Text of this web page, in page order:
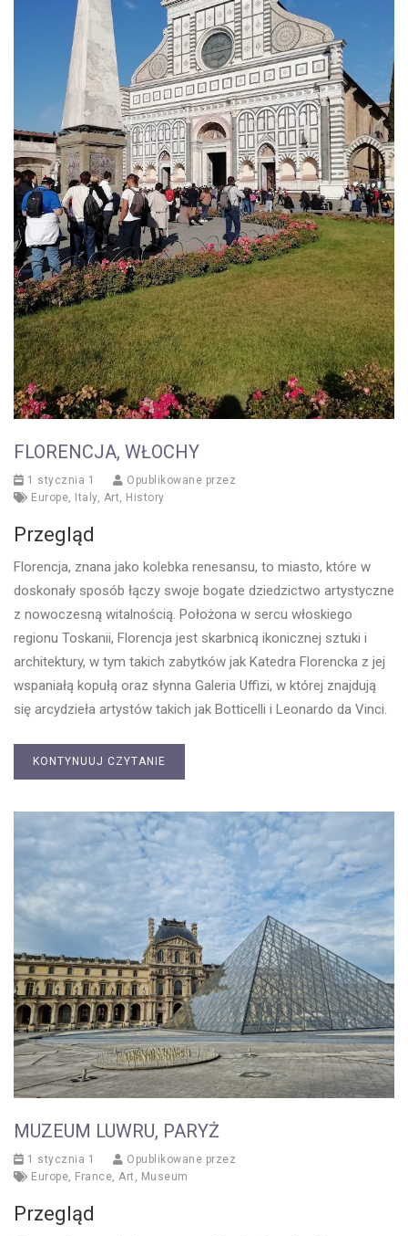
FLORENCJA, WŁOCHY
1 stycznia 1
Opublikowane przez
Europe, Italy, Art, History
Przegląd
Florencja, znana jako kolebka renesansu, to miasto, które w
doskonały sposób łączy swoje bogate dziedzictwo artystyczne
z nowoczesną witalnością. Położona w sercu włoskiego
regionu Toskanii, Florencja jest skarbnicą ikonicznej sztuki i
architektury, w tym takich zabytków jak Katedra Florencka z jej
wspaniałą kopułą oraz słynna Galeria Uffizi, w której znajdują
się arcydzieła artystów takich jak Botticelli i Leonardo da Vinci.
KONTYNUUJ CZYTANIE
MUZEUM LUWRU, PARYŻ
1 stycznia 1
Opublikowane przez
Europe France Art Museum
Przegląd